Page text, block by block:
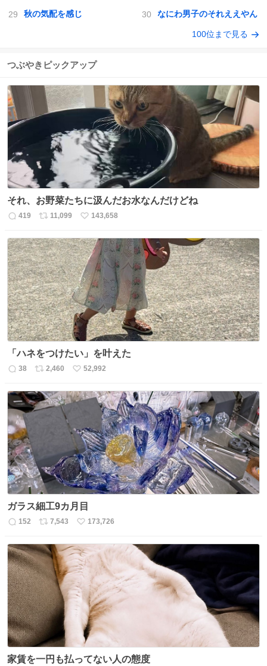
秋の気配を感じ なにわ男子のそれええやん
100位まで見る
つぶやきピックアップ
それ、お野菜たちに汲んだお水なんだけどね
返
数
419
リ
ス
ト
数
11,099
い
ね
数
143,658
「ハネをつけたい」を叶えた
返
数
38
リ
ス
ト
2,460
い
ね
52,992
ガラス細工9カ月目
返
数
152
リ
ス
ト
数
7,543
い
ね
数
173,726
家賃を一円も払ってない人の態度